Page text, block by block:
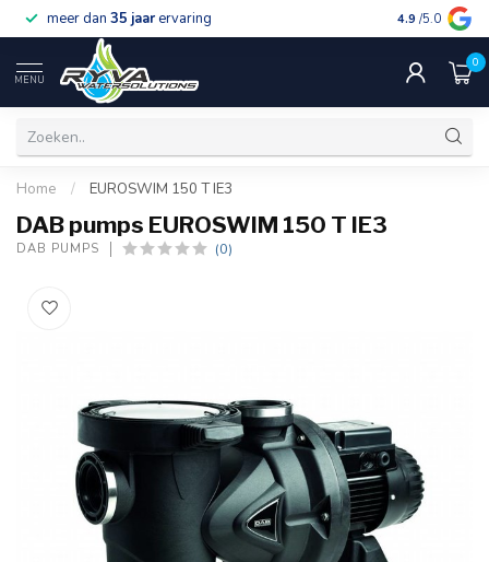
meer dan 35 jaarervaring gratis
4.9 /5.0
MENU
0
Home / EUROSWIM 150 T IE3
DAB pumps EUROSWIM 150 T IE3
DAB PUMPS (0)